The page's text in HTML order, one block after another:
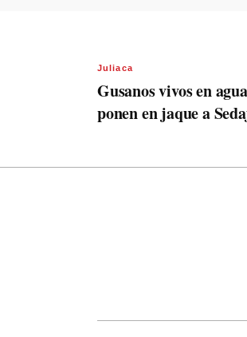
Juliaca
Gusanos vivos en
ponen en jaque a